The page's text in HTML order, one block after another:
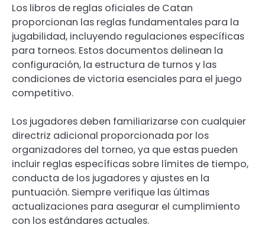
Los libros de reglas oficiales de Catan
proporcionan las reglas fundamentales para la
jugabilidad, incluyendo regulaciones específicas
para torneos. Estos documentos delinean la
configuración, la estructura de turnos y las
condiciones de victoria esenciales para el juego
competitivo.
Los jugadores deben familiarizarse con cualquier
directriz adicional proporcionada por los
organizadores del torneo, ya que estas pueden
incluir reglas específicas sobre límites de tiempo,
conducta de los jugadores y ajustes en la
puntuación. Siempre verifique las últimas
actualizaciones para asegurar el cumplimiento
con los estándares actuales.